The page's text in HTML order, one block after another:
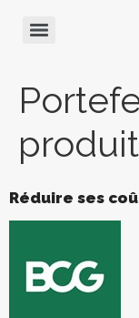
Réduire ses